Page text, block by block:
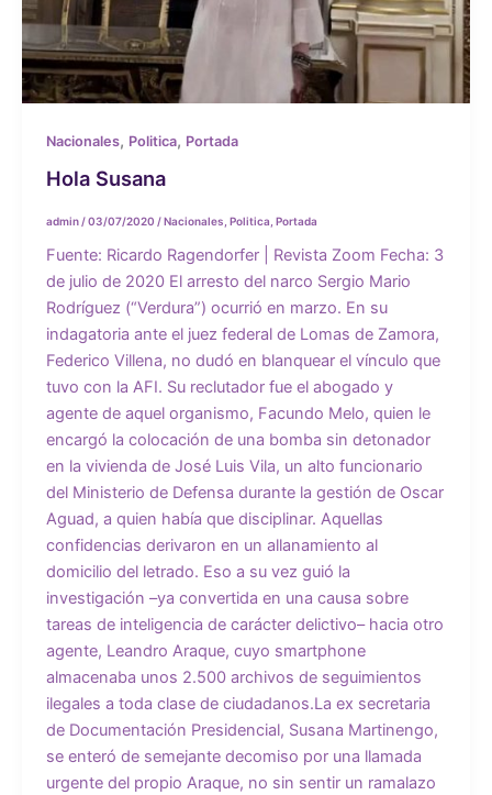
Nacionales, Politica, Portada
Hola Susana
admin /03/07/2020 /Nacionales Politica Portada
Fuente: Ricardo Ragendorfer | Revista Zoom Fecha: 3
de julio de 2020 El arresto del narco Sergio Mario
Rodríguez (“Verdura”) ocurrió en marzo. En su
indagatoria ante el juez federal de Lomas de Zamora,
Federico Villena, no dudó en blanquear el vínculo que
tuvo con la AFI. Su reclutador fue el abogado y
agente de aquel organismo, Facundo Melo, quien le
encargó la colocación de una bomba sin detonador
en la vivienda de José Luis Vila, un alto funcionario
del Ministerio de Defensa durante la gestión de Oscar
Aguad, a quien había que disciplinar. Aquellas
confidencias derivaron en un allanamiento al
domicilio del letrado. Eso a su vez guió la
investigación –ya convertida en una causa sobre
tareas de inteligencia de carácter delictivo– hacia otro
agente, Leandro Araque, cuyo smartphone
almacenaba unos 2.500 archivos de seguimientos
ilegales a toda clase de ciudadanos.La ex secretaria
de Documentación Presidencial, Susana Martinengo,
se enteró de semejante decomiso por una llamada
urgente del propio Araque, no sin sentir un ramalazo